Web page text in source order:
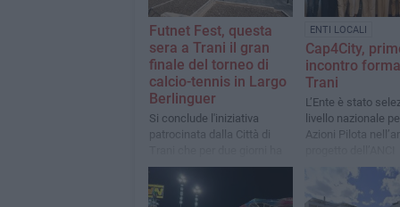
Futnet Fest, questa
sera a Trani il gran
finale del torneo di
calcio-tennis in Largo
Berlinguer
Si conclude l'iniziativa
patrocinata dalla Città di
trasformato uno spazio
pubblico in un campo di
sport, aggregazione e fair
ENTI LOCALI
Cap4City,
incontro
Trani
L’Ente è stato
livello nazionale
Azioni Pilota